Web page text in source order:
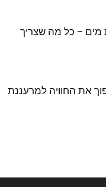
מים – כל מה שצריך
את החוויה למרעננת